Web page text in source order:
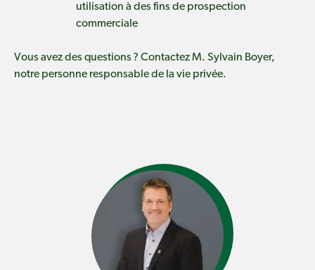
utilisation à des fins de prospection
commerciale
Vous avez des questions ? Contactez M. Sylvain Boyer,
notre personne responsable de la vie privée.